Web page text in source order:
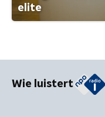
elite
Wie luistert